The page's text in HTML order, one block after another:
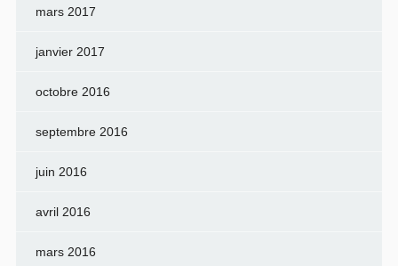
mars 2017
janvier 2017
octobre 2016
septembre 2016
juin 2016
avril 2016
mars 2016